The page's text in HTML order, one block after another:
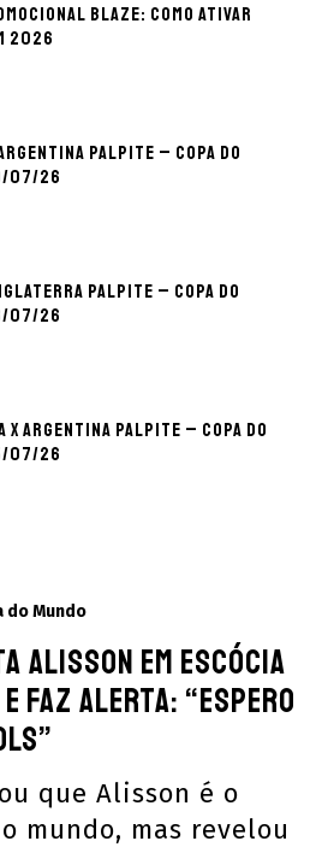
Blaze: como ativar
2026
palpite – Copa do
07/26
palpite – Copa do
07/26
Argentina palpite – Copa do
07/26
do Mundo
Alisson em Escócia
e faz alerta: “Espero
que Alisson é o
mundo, mas revelou